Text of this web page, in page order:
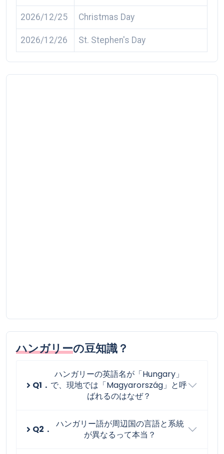
2026/12/25 Christmas Day
2026/12/26 St. Stephen's Day
ハンガリーの豆知識？
Q1．
ハンガリーの英語名が「Hungary」
で、現地では「Magyarország」と呼
ばれるのはなぜ？
Q2．
ハンガリー語が周辺国の言語と系統
が異なるって本当？